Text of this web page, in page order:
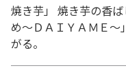
焼き芋」 焼き芋の香
め～ＤＡＩＹＡＭＥ
がる。